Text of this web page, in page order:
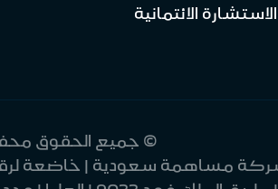
الاستشارة الائتمانية
© جميع الحقوق محفوظة